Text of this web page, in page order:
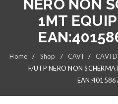
NERO NON
1MT
Home / Shop / CAVI / CAVI
F/UTP NERO NON